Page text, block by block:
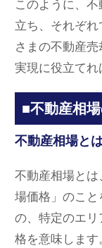
このように、
立ち、それぞ
さまの不動産
実現に役立てれ
■不動産相
不動産相場と
不動産相場と
場価格」のこ
の、特定のエ
格を意味しま